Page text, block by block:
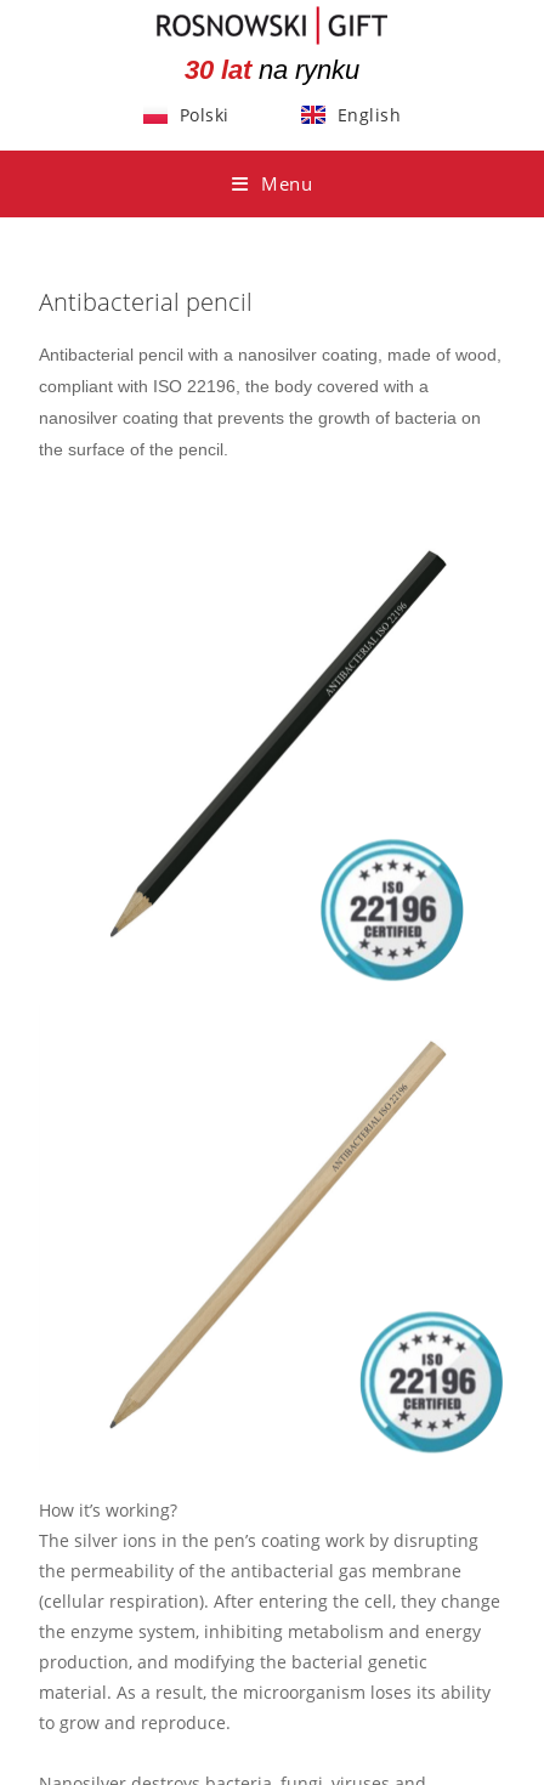
30 lat na rynku
Polski English
Menu
Antibacterial pencil
Antibacterial pencil with a nanosilver coating, made of wood,
compliant with ISO 22196, the body covered with a
nanosilver coating that prevents the growth of bacteria on
the surface of the pencil.
How it’s working?
The silver ions in the pen’s coating work by disrupting
the permeability of the antibacterial gas membrane
(cellular respiration). After entering the cell, they change
the enzyme system, inhibiting metabolism and energy
production, and modifying the bacterial genetic
material. As a result, the microorganism loses its ability
to grow and reproduce.